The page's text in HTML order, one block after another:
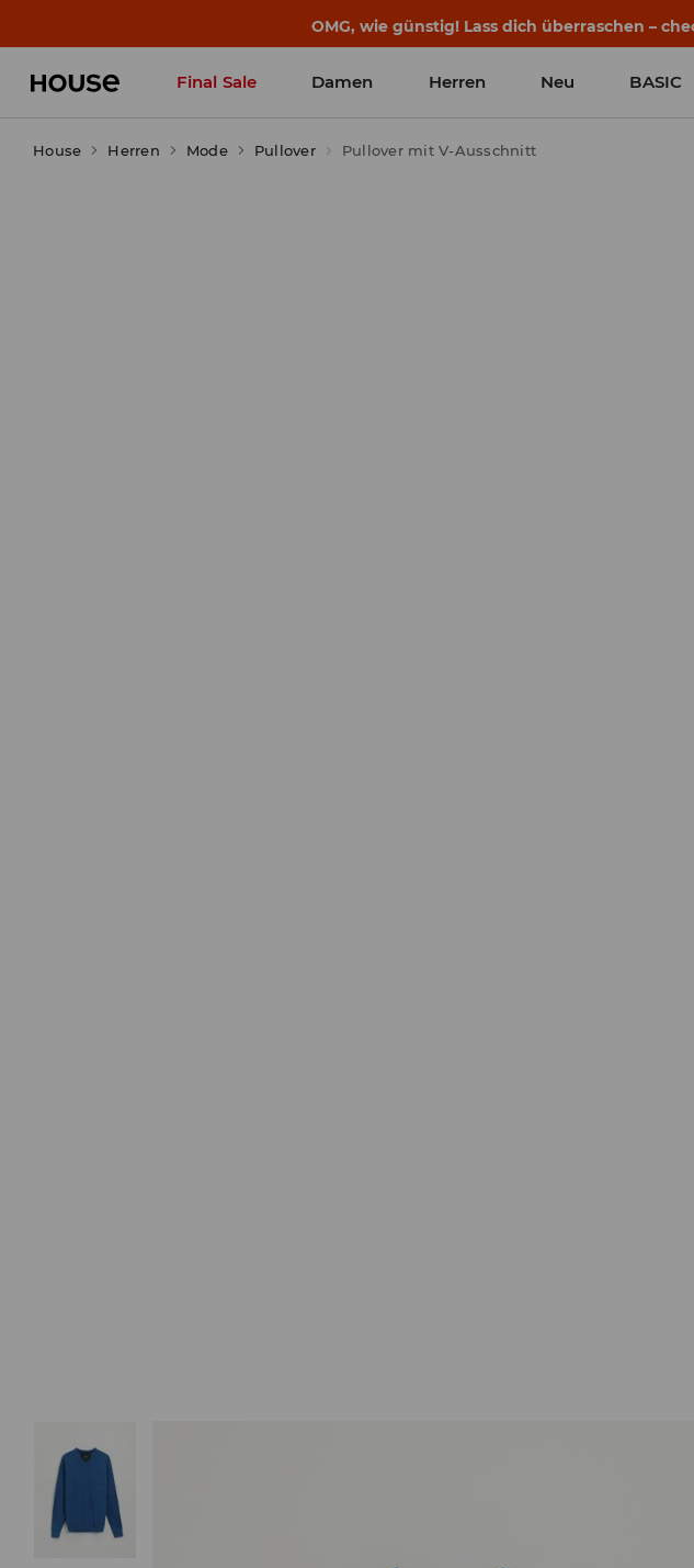
Die besten Geschichten beginnen noch vor
Final Sale Damen Herren Neu BASIC
House Herren Mode Pullover Pullover mit V-Ausschnitt